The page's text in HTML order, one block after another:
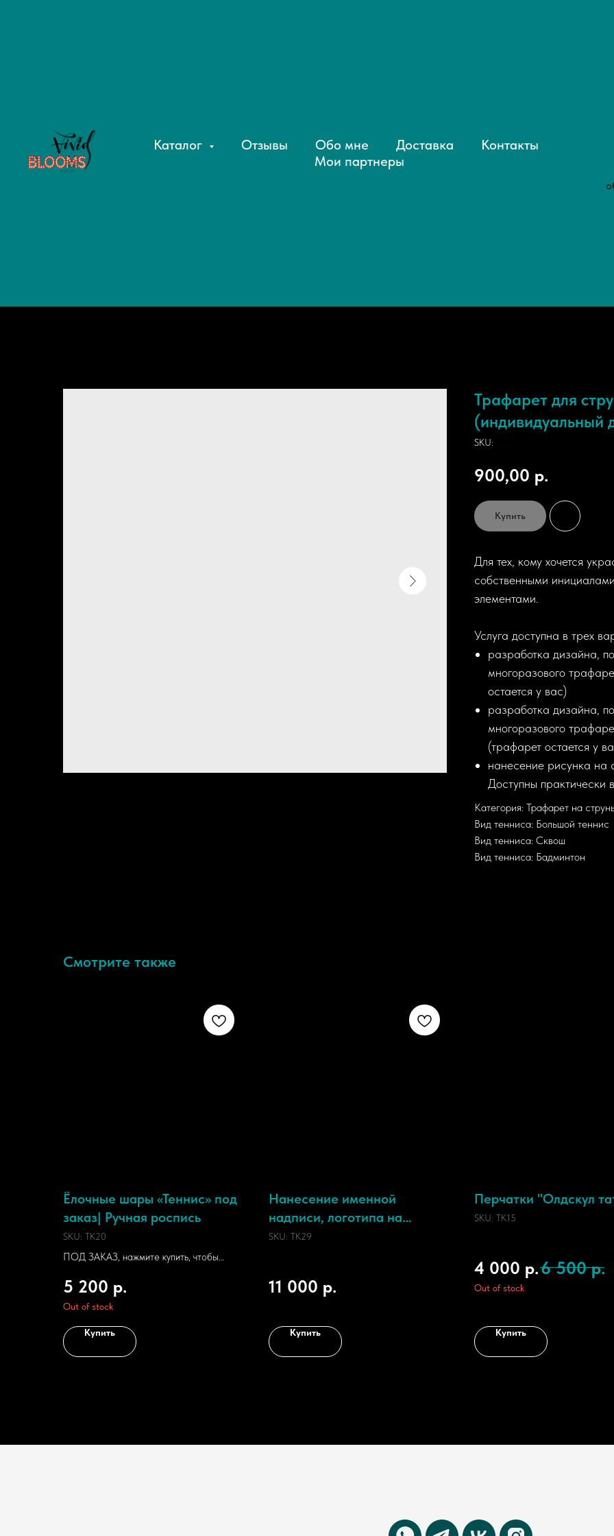
Каталог Отзывы Обо мне Доставка
Контакты
Мои партнеры
Трафарет для
(индивидуальный
SKU:
900,00 р.
Купить
Для тех, кому хочется
собственными
элементами.
Услуга доступна в трех
разработка дизайна,
многоразового
остается у вас)
разработка дизайна,
многоразового
(трафарет остается у
нанесение рисунка на
Доступны практически
Категория: Трафарет на
Вид тенниса: Большой теннис
Вид тенниса: Сквош
Вид тенниса: Бадминтон
Смотрите также
Ёлочные шары «Теннис» под
заказ| Ручная роспись
SKU: TK20
ПОД ЗАКАЗ, нажмите купить, чтобы
5 200 р.
Out of stock
Купить
Нанесение именной
надписи, логотипа на
спортивную сумку или чехол
SKU: TK29
11 000 р.
Купить
Перчатки "Олдскул
SKU: TK15
4 000 р.6 500 р.
Out of stock
Купить